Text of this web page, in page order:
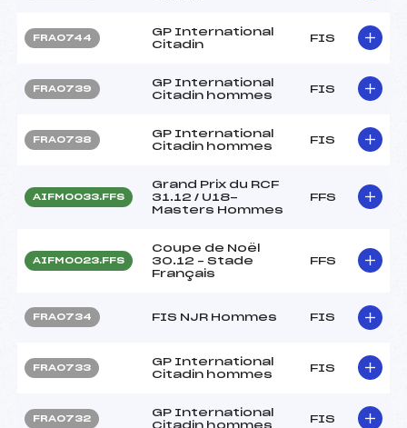
FRA0744
GP International
Citadin
FIS
FRA0739
GP International
Citadin hommes
FIS
FRA0738
GP International
Citadin hommes
FIS
AIFM0033.FFS
Grand Prix du RCF
31.12 / U18-
Masters Hommes
FFS
AIFM0023.FFS
Coupe de Noël
30.12 – Stade
Français
FFS
FRA0734 FIS NJR Hommes FIS
FRA0733
GP International
Citadin hommes
FIS
FRA0732
GP International
Citadin hommes
FIS